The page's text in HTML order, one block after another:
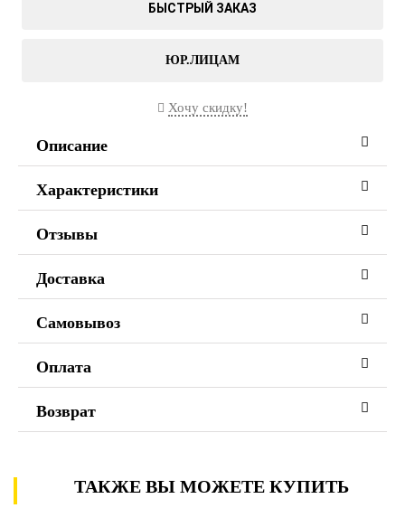
БЫСТРЫЙ ЗАКАЗ
ЮР.ЛИЦАМ
Хочу скидку!
Описание
Характеристики
Отзывы
Доставка
Самовывоз
Оплата
Возврат
ТАКЖЕ ВЫ МОЖЕТЕ КУПИТЬ